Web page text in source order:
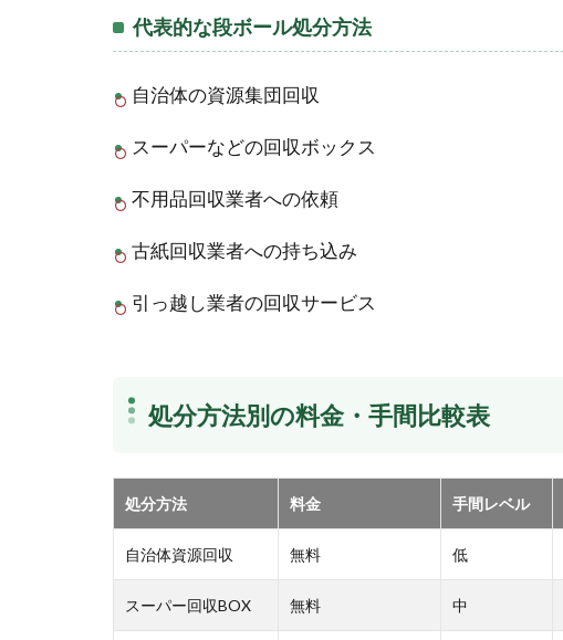
代表的な段ボール処分方法
自治体の資源集団回収
スーパーなどの回収ボックス
不用品回収業者への依頼
古紙回収業者への持ち込み
引っ越し業者の回収サービス
処分方法別の料金・手間比較表
処分方法 料金 手間レベル
自治体資源回収 無料 低
スーパー回収BOX 無料 中